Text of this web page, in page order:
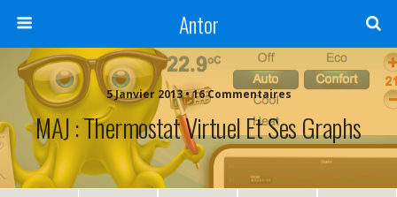
Antor
5 Janvier 2013 •16 Commentaires
MAJ : Thermostat Virtuel Et Ses Graphs